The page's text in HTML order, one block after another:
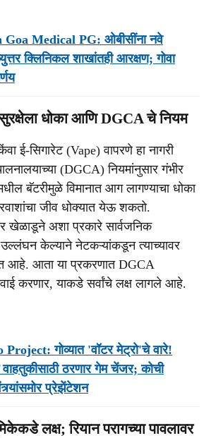
Medical PG: ओबीसींना नवे
क्लिनिकल शाखांतही आरक्षण; गोवा
सुरक्षेला धोका आणि DGCA चे नियम
ई-सिगारेट (Vape) वापरणे हा नागरी
(DGCA) नियमांनुसार गंभीर
बॅटरीमुळे विमानात आग लागण्याचा धोका
जीव धोक्यात येऊ शकतो.
खेळाडूने अशा प्रकारे सार्वजनिक
उल्लंघन केल्याने नेटकऱ्यांकडून त्याच्यावर
आहे. आता या प्रकरणात DGCA
करणार, याकडे सर्वांचे लक्ष लागले आहे.
गोव्यात 'वॉटर मेट्रो'चे वारे!
ठरणार गेम चेंजर; कोची
प्रेझेंटेशन
लक्ष; रियान परागच्या पावलावर